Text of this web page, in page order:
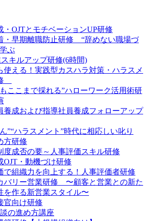
・OJTとモチベーションUP研修
・早期離職防止研修 “辞めない職場づ
ぶ
キルアップ研修(6時間)
使える！実践型カスハラ対策・ハラスメ
ここまで採れる”ハローワーク活用術研
養成および指導社員養成フォローアップ
”“ハラスメント”時代に相応しい叱り
方研修
度成否の要～人事評価スキル研修
OJT・動機づけ研修
で組織力を向上する！人事評価者研修
バリー営業研修 〜顧客と営業との新た
を作る新営業スタイル〜
官向け研修
の進め方講座